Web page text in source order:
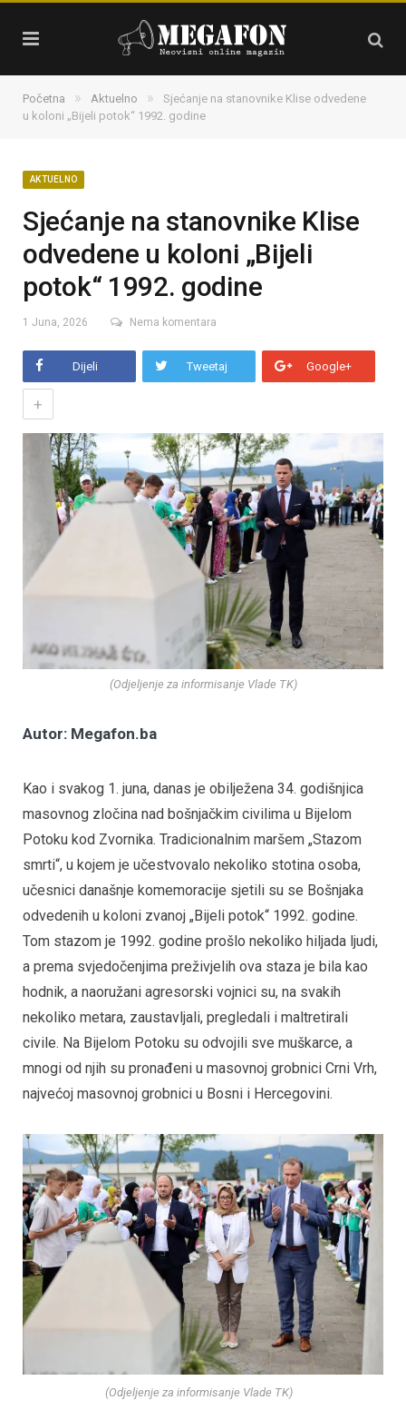
Početna » Aktuelno »
Sjećanje na stanovnike Klise odvedene
u koloni „Bijeli potok“ 1992. godine
AKTUELNO
Sjećanje na stanovnike Klise
odvedene u koloni „Bijeli
potok“ 1992. godine
1 Juna, 2026 Nema komentara
Dijeli Tweetaj Google+
+
(Odjeljenje za informisanje Vlade TK)
Autor: Megafon.ba
Kao i svakog 1. juna, danas je obilježena 34. godišnjica
masovnog zločina nad bošnjačkim civilima u Bijelom
Potoku kod Zvornika. Tradicionalnim maršem „Stazom
smrti“, u kojem je učestvovalo nekoliko stotina osoba,
učesnici današnje komemoracije sjetili su se Bošnjaka
odvedenih u koloni zvanoj „Bijeli potok“ 1992. godine.
Tom stazom je 1992. godine prošlo nekoliko hiljada ljudi,
a prema svjedočenjima preživjelih ova staza je bila kao
hodnik, a naoružani agresorski vojnici su, na svakih
nekoliko metara, zaustavljali, pregledali i maltretirali
civile. Na Bijelom Potoku su odvojili sve muškarce, a
mnogi od njih su pronađeni u masovnoj grobnici Crni Vrh,
najvećoj masovnoj grobnici u Bosni i Hercegovini.
(Odjeljenje za informisanje Vlade TK)